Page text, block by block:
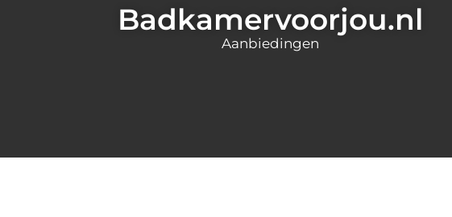
Badkamervoorjou.nl
Aanbiedingen